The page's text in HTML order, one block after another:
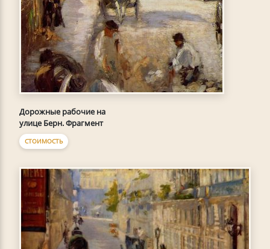
Дорожные рабочие на
улице Берн. Фрагмент
СТОИМОСТЬ